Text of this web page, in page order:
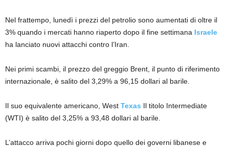
Nel frattempo, lunedì i prezzi del petrolio sono aumentati di oltre il
3% quando i mercati hanno riaperto dopo il fine settimana Israele
ha lanciato nuovi attacchi contro l’Iran.
Nei primi scambi, il prezzo del greggio Brent, il punto di riferimento
internazionale, è salito del 3,29% a 96,15 dollari al barile.
Il suo equivalente americano, West Texas Il titolo Intermediate
(WTI) è salito del 3,25% a 93,48 dollari al barile.
L’attacco arriva pochi giorni dopo quello dei governi libanese e